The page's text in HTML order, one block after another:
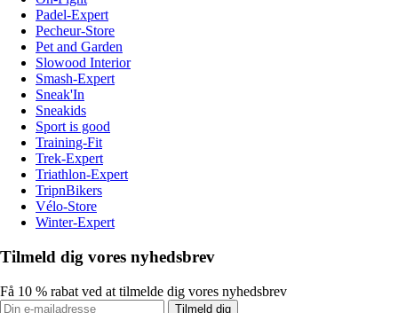
Padel-Expert
Pecheur-Store
Pet and Garden
Slowood Interior
Smash-Expert
Sneak'In
Sneakids
Sport is good
Training-Fit
Trek-Expert
Triathlon-Expert
TripnBikers
Vélo-Store
Winter-Expert
Tilmeld dig vores nyhedsbrev
Få 10 % rabat ved at tilmelde dig vores nyhedsbrev
Tilmeld dig